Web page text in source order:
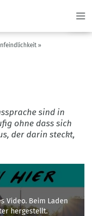
sind in
ohne dass sich
der darin steckt,
Video. Beim Laden
hergestellt.